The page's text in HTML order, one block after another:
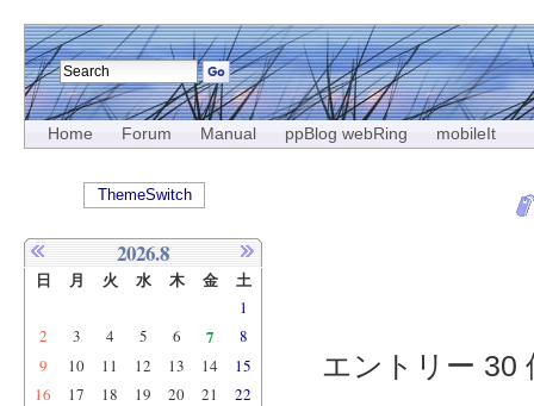
Home Forum Manual ppBlog webRing mobileIt
エントリー 30
ThemeSwitch
2026.8
日 月 火 水 木 金 土
1
2
3 4 5 6 7
8
9
10 11 12 13 14
15
16
17 18 19 20 21
22